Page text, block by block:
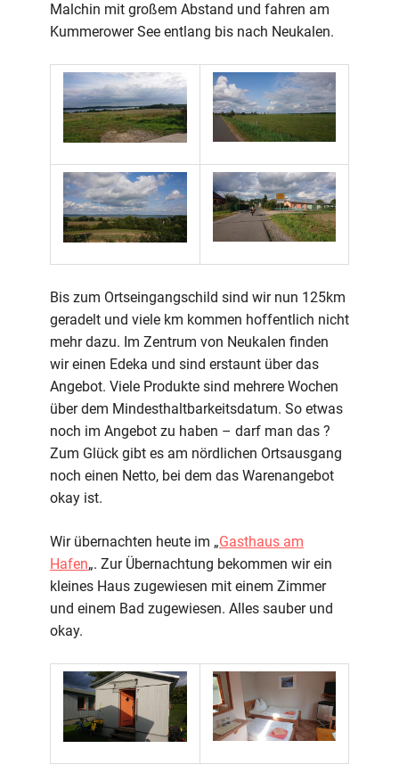
Malchin mit großem Abstand und fahren am
Kummerower See entlang bis nach Neukalen.
Bis zum Ortseingangschild sind wir nun 125km
geradelt und viele km kommen hoffentlich nicht
mehr dazu. Im Zentrum von Neukalen finden
wir einen Edeka und sind erstaunt über das
Angebot. Viele Produkte sind mehrere Wochen
über dem Mindesthaltbarkeitsdatum. So etwas
noch im Angebot zu haben – darf man das ?
Zum Glück gibt es am nördlichen Ortsausgang
noch einen Netto, bei dem das Warenangebot
okay ist.
Wir übernachten heute im „Gasthaus am
Hafen„. Zur Übernachtung bekommen wir ein
kleines Haus zugewiesen mit einem Zimmer
und einem Bad zugewiesen. Alles sauber und
okay.